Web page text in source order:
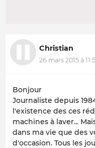
Christian
26 mars 2015 à
Bonjour
Journaliste depuis
l'existence des ces
machines à laver...
dans ma vie que des
d'occasion. Tous les